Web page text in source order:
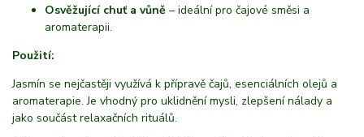
Osvěžující chuť a vůně – ideální pro čajové směsi a
aromaterapii.
Použití:
Jasmín se nejčastěji využívá k přípravě čajů, esenciálních olejů a
aromaterapie. Je vhodný pro uklidnění mysli, zlepšení nálady a
jako součást relaxačních rituálů.